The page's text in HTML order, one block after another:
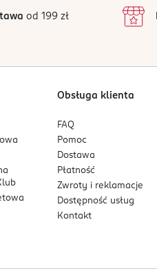
2
1
od 199 zł
Obsługa klienta
FAQ
Pomoc
Dostawa
Płatność
Zwroty i reklamacje
Dostępność usług
Kontakt